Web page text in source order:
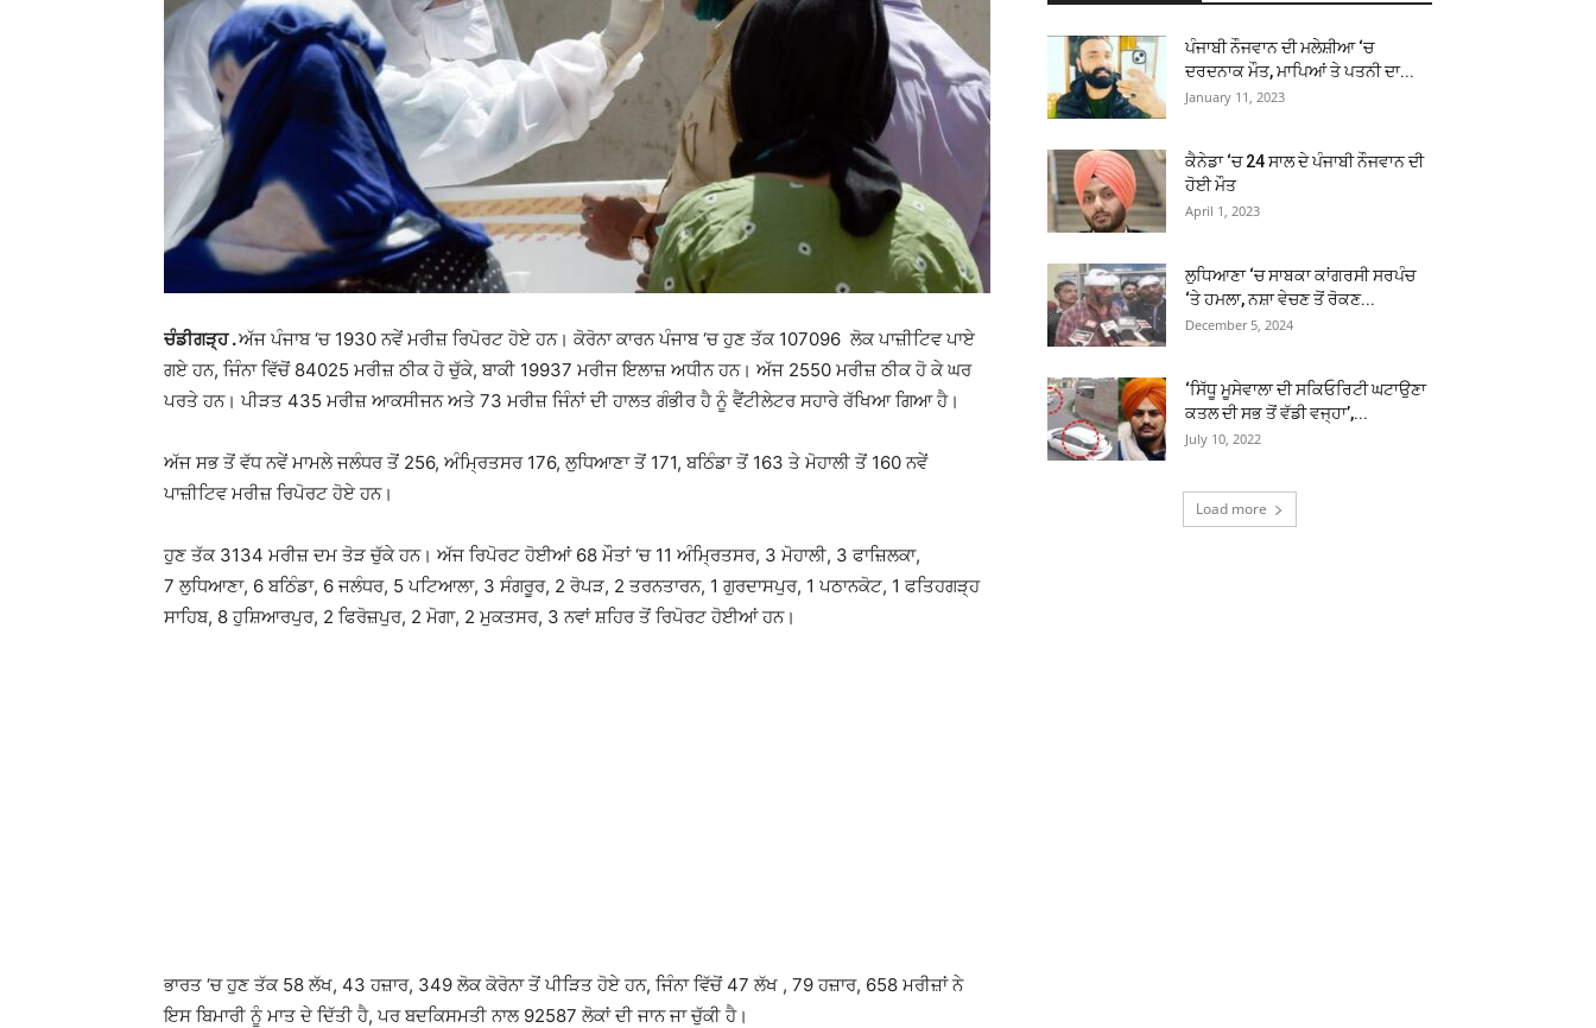
ਚੰਡੀਗੜ੍ਹ .ਅੱਜ ਪੰਜਾਬ ‘ਚ 1930 ਨਵੇਂ ਮਰੀਜ਼ ਰਿਪੋਰਟ ਹੋਏ ਹਨ। ਕੋਰੋਨਾ ਕਾਰਨ ਪੰਜਾਬ ‘ਚ ਹੁਣ ਤੱਕ 107096 ਲੋਕ ਪਾਜ਼ੀਟਿਵ ਪਾਏ
ਗਏ ਹਨ, ਜਿੰਨਾ ਵਿੱਚੋਂ 84025 ਮਰੀਜ਼ ਠੀਕ ਹੋ ਚੁੱਕੇ, ਬਾਕੀ 19937 ਮਰੀਜ ਇਲਾਜ਼ ਅਧੀਨ ਹਨ। ਅੱਜ 2550 ਮਰੀਜ਼ ਠੀਕ ਹੋ ਕੇ ਘਰ
ਪਰਤੇ ਹਨ। ਪੀੜਤ 435 ਮਰੀਜ਼ ਆਕਸੀਜਨ ਅਤੇ 73 ਮਰੀਜ਼ ਜਿੰਨਾਂ ਦੀ ਹਾਲਤ ਗੰਭੀਰ ਹੈ ਨੂੰ ਵੈਂਟੀਲੇਟਰ ਸਹਾਰੇ ਰੱਖਿਆ ਗਿਆ ਹੈ।
ਅੱਜ ਸਭ ਤੋਂ ਵੱਧ ਨਵੇਂ ਮਾਮਲੇ ਜਲੰਧਰ ਤੋਂ 256, ਅੰਮ੍ਰਿਤਸਰ 176, ਲੁਧਿਆਣਾ ਤੋਂ 171, ਬਠਿੰਡਾ ਤੋਂ 163 ਤੇ ਮੋਹਾਲੀ ਤੋਂ 160 ਨਵੇਂ
ਪਾਜ਼ੀਟਿਵ ਮਰੀਜ਼ ਰਿਪੋਰਟ ਹੋਏ ਹਨ।
ਹੁਣ ਤੱਕ 3134 ਮਰੀਜ਼ ਦਮ ਤੋੜ ਚੁੱਕੇ ਹਨ। ਅੱਜ ਰਿਪੋਰਟ ਹੋਈਆਂ 68 ਮੌਤਾਂ ‘ਚ 11 ਅੰਮ੍ਰਿਤਸਰ, 3 ਮੋਹਾਲੀ, 3 ਫਾਜ਼ਿਲਕਾ,
7 ਲੁਧਿਆਣਾ, 6 ਬਠਿੰਡਾ, 6 ਜਲੰਧਰ, 5 ਪਟਿਆਲਾ, 3 ਸੰਗਰੂਰ, 2 ਰੋਪੜ, 2 ਤਰਨਤਾਰਨ, 1 ਗੁਰਦਾਸਪੁਰ, 1 ਪਠਾਨਕੋਟ, 1 ਫਤਿਹਗੜ੍ਹ
ਸਾਹਿਬ, 8 ਹੁਸ਼ਿਆਰਪੁਰ, 2 ਫਿਰੋਜ਼ਪੁਰ, 2 ਮੋਗਾ, 2 ਮੁਕਤਸਰ, 3 ਨਵਾਂ ਸ਼ਹਿਰ ਤੋਂ ਰਿਪੋਰਟ ਹੋਈਆਂ ਹਨ।
ਭਾਰਤ ‘ਚ ਹੁਣ ਤੱਕ 58 ਲੱਖ, 43 ਹਜ਼ਾਰ, 349 ਲੋਕ ਕੋਰੋਨਾ ਤੋਂ ਪੀੜਿਤ ਹੋਏ ਹਨ, ਜਿੰਨਾ ਵਿੱਚੋਂ 47 ਲੱਖ , 79 ਹਜ਼ਾਰ, 658 ਮਰੀਜ਼ਾਂ ਨੇ
ਇਸ ਬਿਮਾਰੀ ਨੂੰ ਮਾਤ ਦੇ ਦਿੱਤੀ ਹੈ, ਪਰ ਬਦਕਿਸਮਤੀ ਨਾਲ 92587 ਲੋਕਾਂ ਦੀ ਜਾਨ ਜਾ ਚੁੱਕੀ ਹੈ।
ਪੰਜਾਬੀ ਨੌਜਵਾਨ ਦੀ ਮਲੇਸ਼ੀਆ ‘ਚ
ਦਰਦਨਾਕ ਮੌਤ, ਮਾਪਿਆਂ ਤੇ ਪਤਨੀ ਦਾ...
January 11, 2023
ਕੈਨੇਡਾ ‘ਚ 24 ਸਾਲ ਦੇ ਪੰਜਾਬੀ ਨੌਜਵਾਨ ਦੀ
ਹੋਈ ਮੌਤ
April 1, 2023
ਲੁਧਿਆਣਾ ‘ਚ ਸਾਬਕਾ ਕਾਂਗਰਸੀ ਸਰਪੰਚ
‘ਤੇ ਹਮਲਾ, ਨਸ਼ਾ ਵੇਚਣ ਤੋਂ ਰੋਕਣ...
December 5, 2024
‘ਸਿੱਧੂ ਮੂਸੇਵਾਲਾ ਦੀ ਸਕਿਓਰਿਟੀ ਘਟਾਉਣਾ
ਕਤਲ ਦੀ ਸਭ ਤੋਂ ਵੱਡੀ ਵਜ੍ਹਾ’,...
July 10, 2022
Load more